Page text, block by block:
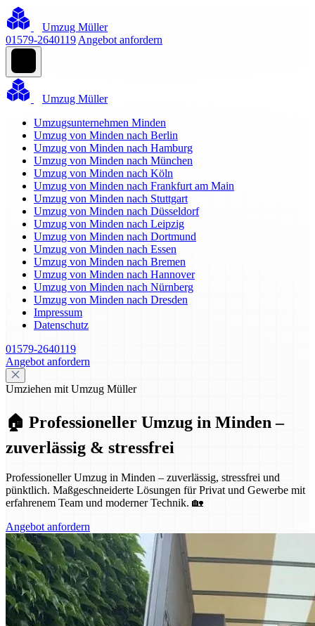
Umzug Müller
01579-2640119 Angebot anfordern
Umzug Müller
Umzugsunternehmen Minden
Umzug von Minden nach Berlin
Umzug von Minden nach Hamburg
Umzug von Minden nach München
Umzug von Minden nach Köln
Umzug von Minden nach Frankfurt am Main
Umzug von Minden nach Stuttgart
Umzug von Minden nach Düsseldorf
Umzug von Minden nach Leipzig
Umzug von Minden nach Dortmund
Umzug von Minden nach Essen
Umzug von Minden nach Bremen
Umzug von Minden nach Hannover
Umzug von Minden nach Nürnberg
Umzug von Minden nach Dresden
Impressum
Datenschutz
01579-2640119
Angebot anfordern
Umziehen mit Umzug Müller
🏠 Professioneller Umzug in Minden –
zuverlässig & stressfrei
Professioneller Umzug in Minden – zuverlässig, stressfrei und
pünktlich. Maßgeschneiderte Lösungen für Privat und Gewerbe mit
erfahrenem Team und moderner Technik. 🏡
Angebot anfordern